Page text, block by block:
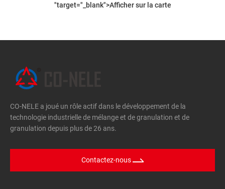
"target="_blank">Afficher sur la carte
CO-NELE a joué un rôle actif dans le développement de la
technologie industrielle de mélange et de granulation et de
granulation depuis plus de 26 ans.
Contactez-nous